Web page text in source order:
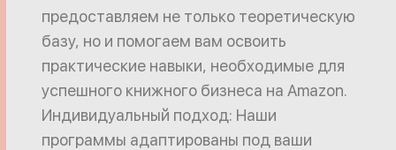
предоставляем не только теоретическую
базу, но и помогаем вам освоить
практические навыки, необходимые для
успешного книжного бизнеса на Amazon.
Индивидуальный подход: Наши
программы адаптированы под ваши